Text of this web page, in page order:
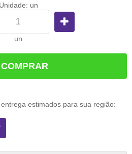
Unidade: un
un
COMPRAR
estimados para sua região: